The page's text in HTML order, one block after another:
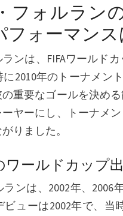
フォルラン
フォーマンス
ンは、FIFAワールド
2010年のトーナメン
重要なゴールを決め
ヤーにし、トーナメ
りました。
ワールドカップ
ンは、2002年、2006
ビューは2002年で、当